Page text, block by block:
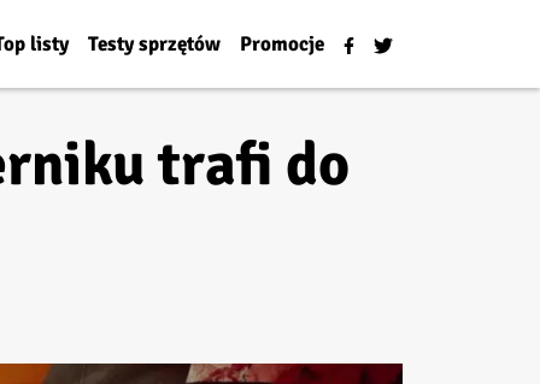
listy Testy sprzętów Promocje
trafi do